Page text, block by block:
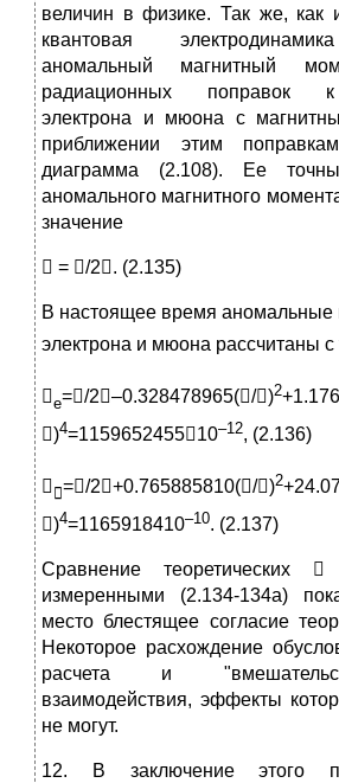
величин в физике. Так же, как
квантовая
аномальный магнитный
радиационных поправок к
электрона и мюона с
приближении этим
диаграмма (2.108). Ее
аномального магнитного
значение
 = /2. (2.135)
В настоящее время
электрона и мюона рассчитаны с
e=/2–0.328478965(/)2
)4=115965245510–12, (2.136)
 =/2+0.765885810(/)2
)4=1165918410–10. (2.137)
Сравнение теоретических
измеренными (2.134-134а)
место блестящее согласие
Некоторое расхождение
расчета и
взаимодействия, эффекты
не могут.
12. В заключение этого